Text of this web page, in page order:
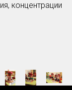
концентрации